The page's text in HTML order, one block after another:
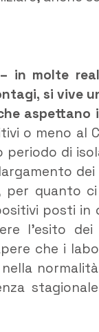
in molte
si vive
aspettano
o meno al
di
quanto ci
posti in
l’esito
che i